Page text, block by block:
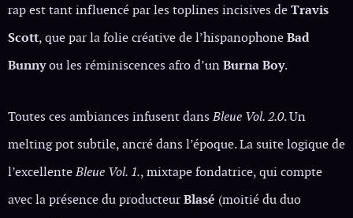
rap est tant influencé par les toplines incisives deTravis
Scott, que par la folie créative de l’hispanophoneBad
Bunnyou les réminiscences afro d’unBurna Boy.
Toutes ces ambiances infusent dansBleue Vol. 2.0. Un
melting pot subtile, ancré dans l’époque. La suite logique de
l’excellenteBleue Vol. 1., mixtape fondatrice, qui compte
avec la présence du producteurBlasé (moitié du duo